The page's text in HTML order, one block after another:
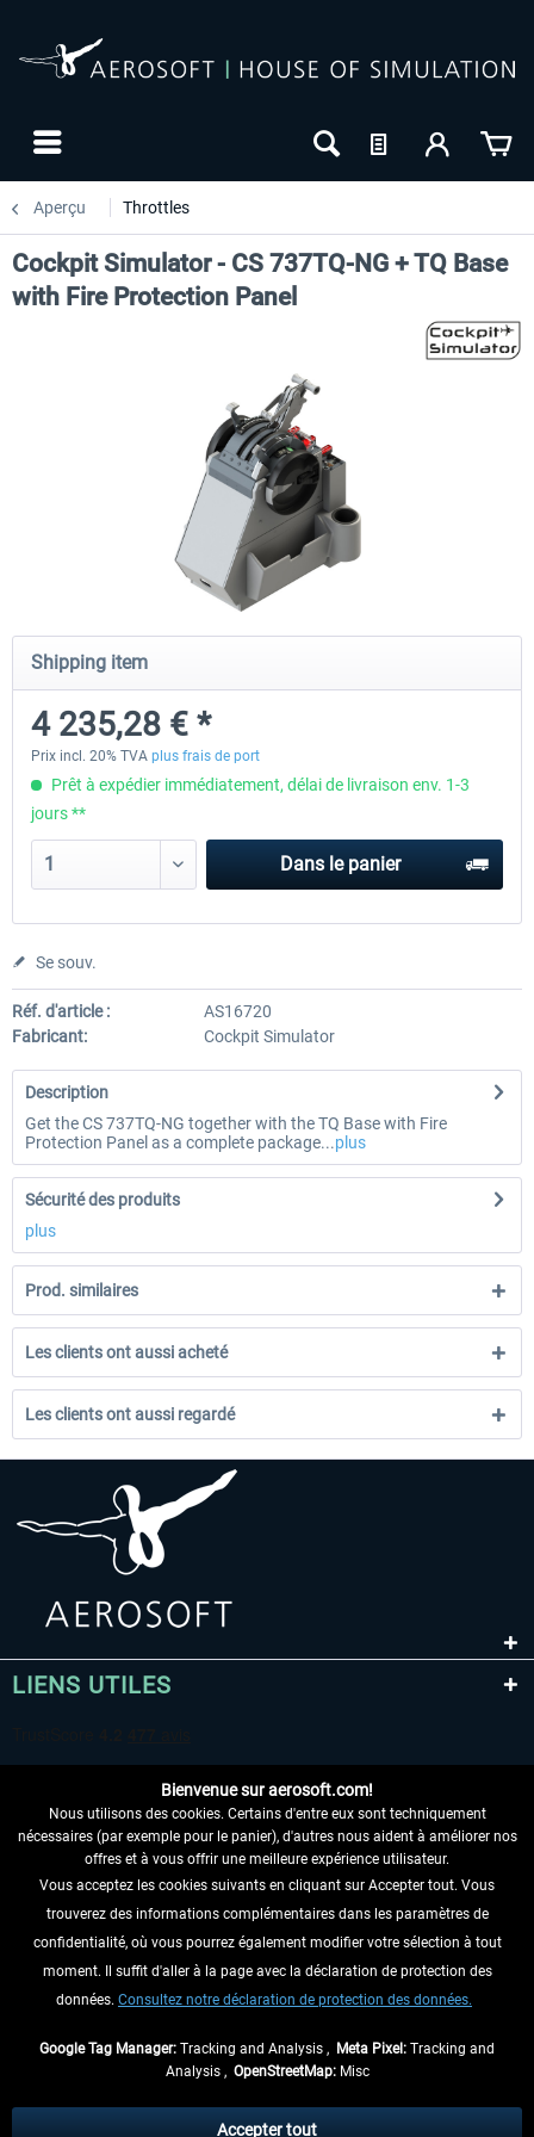
Aperçu Throttles
252,09 € *
Cockpit Simulator - CS 737TQ-NG + TQ Base
with Fire Protection Panel
Shipping item
4 235,28 € *
Prix incl. 20% TVA plus frais de port
Prêt à expédier immédiatement, délai de livraison env. 1-3
jours **
Dans le panier
Se souv.
Réf. d'article :
AS16720
Fabricant:
Cockpit Simulator
Description
Get the CS 737TQ-NG together with the TQ Base with Fire
Protection Panel as a complete package...plus
Sécurité des produits
plus
Prod. similaires
Les clients ont aussi acheté
Les clients ont aussi regardé
LIENS UTILES
RENONCER AU CONTRAT ICI
INFORMATIONS
NE MANQUEZ PAS LES DERNIÈRES
échéant, frais de remboursement, si aucune description contraire.
Bienvenue sur aerosoft.com!
Nous utilisons des cookies. Certains d'entre eux sont techniquement
nécessaires (par exemple pour le panier), d'autres nous aident à améliorer nos
offres et à vous offrir une meilleure expérience utilisateur.
Vous acceptez les cookies suivants en cliquant sur Accepter tout. Vous
trouverez des informations complémentaires dans les paramètres de
confidentialité, où vous pourrez également modifier votre sélection à tout
moment. Il suffit d'aller à la page avec la déclaration de protection des
données. Consultez notre déclaration de protection des données.
Google Tag Manager: Tracking and Analysis , Meta Pixel: Tracking and
Analysis , OpenStreetMap:Misc
Accepter tout